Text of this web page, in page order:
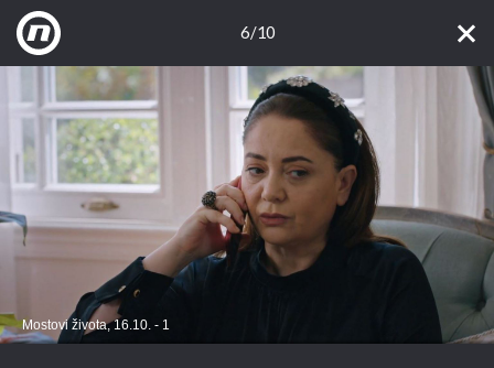
6/10
Mostovi života, 16.10. - 1